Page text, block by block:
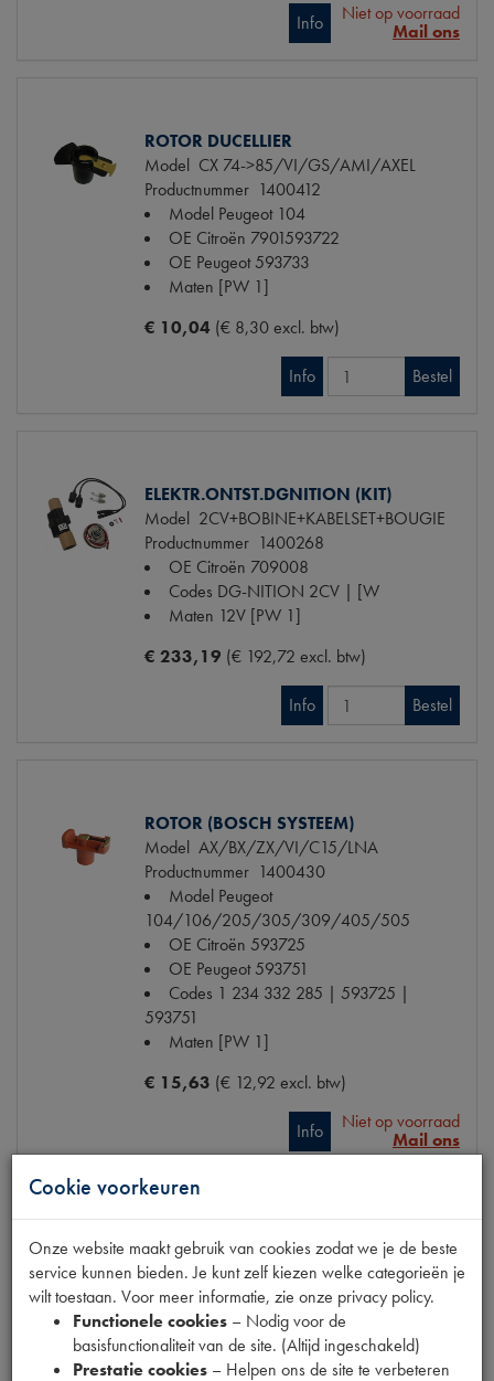
Info
Niet op voorraad
Mail ons
ROTOR DUCELLIER
Model CX 74->85/VI/GS/AMI/AXEL
Productnummer 1400412
Model Peugeot 104
OE Citroën 7901593722
OE Peugeot 593733
Maten [PW 1]
€ 10,04 (€ 8,30 excl. btw)
Info Bestel
ELEKTR.ONTST.DGNITION (KIT)
Model 2CV+BOBINE+KABELSET+BOUGIE
Productnummer 1400268
OE Citroën 709008
Codes DG-NITION 2CV | [W
Maten 12V [PW 1]
€ 233,19 (€ 192,72 excl. btw)
Info Bestel
ROTOR (BOSCH SYSTEEM)
Model AX/BX/ZX/VI/C15/LNA
Productnummer 1400430
Model Peugeot
104/106/205/305/309/405/505
OE Citroën 593725
OE Peugeot 593751
Codes 1 234 332 285 | 593725 |
593751
Maten [PW 1]
€ 15,63 (€ 12,92 excl. btw)
Info
Niet op voorraad
Mail ons
BOUGIE CHAMPION L 87 YC
Model2CV
Productnummer1420287
OE Citroën 59626C
Codes59626C | 95619040 | C42S |
L87YC
Cookie voorkeuren
Onze website maakt gebruik van cookies zodat we je de beste
service kunnen bieden. Je kunt zelf kiezen welke categorieën je
wilt toestaan. Voor meer informatie, zie onze privacy policy.
Functionele cookies – Nodig voor de
basisfunctionaliteit van de site. (Altijd ingeschakeld)
Prestatie cookies – Helpen ons de site te verbeteren